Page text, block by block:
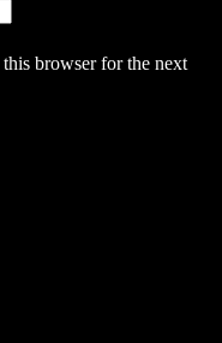
browser for the next